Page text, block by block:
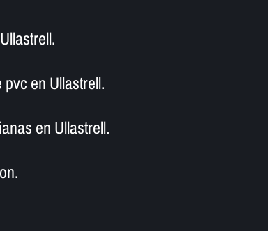
en Ullastrell.
en Ullastrell.